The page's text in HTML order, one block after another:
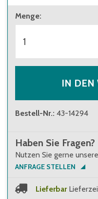
ab 1 Stück
11,80 €
ab 320 Stück
10,70 €
Menge:
IN DEN
Bestell-Nr.: 43-14294
Haben Sie Fragen?
Nutzen Sie gerne
ANFRAGE STELLEN
Lieferbar